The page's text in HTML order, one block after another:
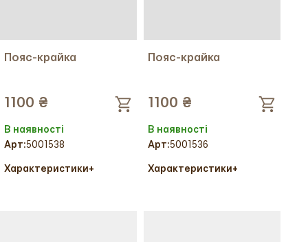
Пояс-крайка
1100 ₴
В наявності
Арт:5001538
Характеристики+
Пояс-крайка
1100 ₴
В наявності
Арт:5001536
Характеристики+